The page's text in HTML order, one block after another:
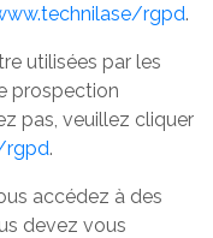
rgpd.
utilisées par les
prospection
pas, veuillez cliquer
rgpd.
accédez à des
devez vous